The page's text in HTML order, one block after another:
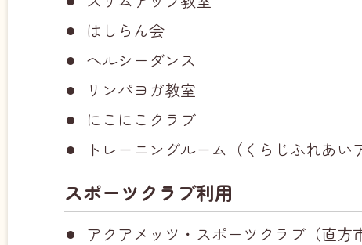
はしらん会
ヘルシーダンス
リンパヨガ教室
にこにこクラブ
トレーニングルーム（くらじふれあい
スポーツクラブ利用
アクアメッツ・スポーツクラブ（直方